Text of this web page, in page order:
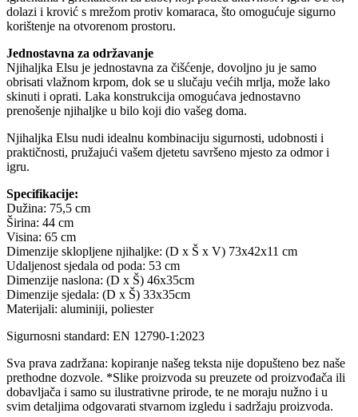
dolazi i krović s mrežom protiv komaraca, što omogućuje sigurno
korištenje na otvorenom prostoru.
Jednostavna za održavanje
Njihaljka Elsu je jednostavna za čišćenje, dovoljno ju je samo
obrisati vlažnom krpom, dok se u slučaju većih mrlja, može lako
skinuti i oprati. Laka konstrukcija omogućava jednostavno
prenošenje njihaljke u bilo koji dio vašeg doma.
Njihaljka Elsu nudi idealnu kombinaciju sigurnosti, udobnosti i
praktičnosti, pružajući vašem djetetu savršeno mjesto za odmor i
igru.
Specifikacije:
Dužina: 75,5 cm
Širina: 44 cm
Visina: 65 cm
Dimenzije sklopljene njihaljke: (D x Š x V) 73x42x11 cm
Udaljenost sjedala od poda: 53 cm
Dimenzije naslona: (D x Š) 46x35cm
Dimenzije sjedala: (D x Š) 33x35cm
Materijali: aluminiji, poliester
Sigurnosni standard: EN 12790-1:2023
Sva prava zadržana: kopiranje našeg teksta nije dopušteno bez naše
prethodne dozvole. *Slike proizvoda su preuzete od proizvođača ili
dobavljača i samo su ilustrativne prirode, te ne moraju nužno i u
svim detaljima odgovarati stvarnom izgledu i sadržaju proizvoda.